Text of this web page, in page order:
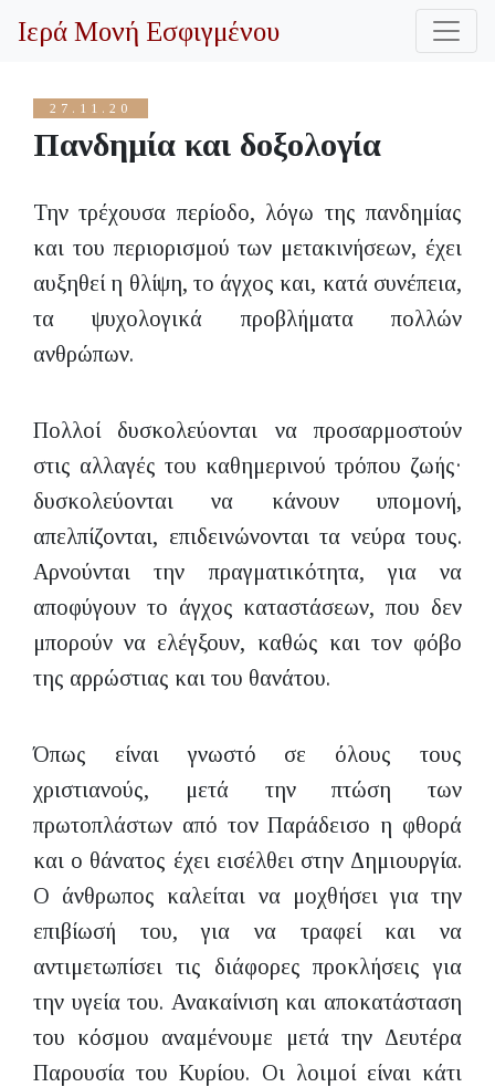
27.11.20
Πανδημία και δοξολογία
Την τρέχουσα περίοδο, λόγω της πανδημίας
και του περιορισμού των μετακινήσεων, έχει
αυξηθεί η θλίψη, το άγχος και, κατά συνέπεια,
τα ψυχολογικά προβλήματα πολλών
ανθρώπων.
Πολλοί δυσκολεύονται να προσαρμοστούν
στις αλλαγές του καθημερινού τρόπου ζωής·
δυσκολεύονται να κάνουν υπομονή,
απελπίζονται, επιδεινώνονται τα νεύρα τους.
Αρνούνται την πραγματικότητα, για να
αποφύγουν το άγχος καταστάσεων, που δεν
μπορούν να ελέγξουν, καθώς και τον φόβο
της αρρώστιας και του θανάτου.
Όπως είναι γνωστό σε όλους τους
χριστιανούς, μετά την πτώση των
πρωτοπλάστων από τον Παράδεισο η φθορά
και ο θάνατος έχει εισέλθει στην Δημιουργία.
Ο άνθρωπος καλείται να μοχθήσει για την
επιβίωσή του, για να τραφεί και να
αντιμετωπίσει τις διάφορες προκλήσεις για
την υγεία του. Ανακαίνιση και αποκατάσταση
του κόσμου αναμένουμε μετά την Δευτέρα
Παρουσία του Κυρίου. Οι λοιμοί είναι κάτι
Ιερά Μονή Εσφιγμένου